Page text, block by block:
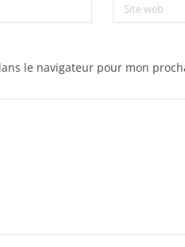
Site web
le navigateur pour mon